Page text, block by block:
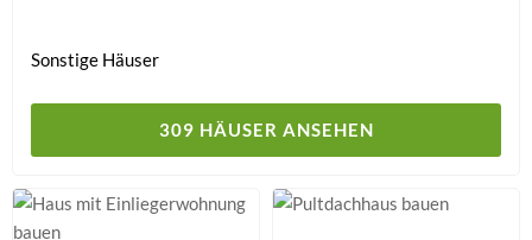
Sonstige Häuser
309 HÄUSER ANSEHEN